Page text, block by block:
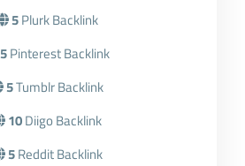
5Plurk Backlink
5Pinterest Backlink
5Tumblr Backlink
10Diigo Backlink
5Reddit Backlink